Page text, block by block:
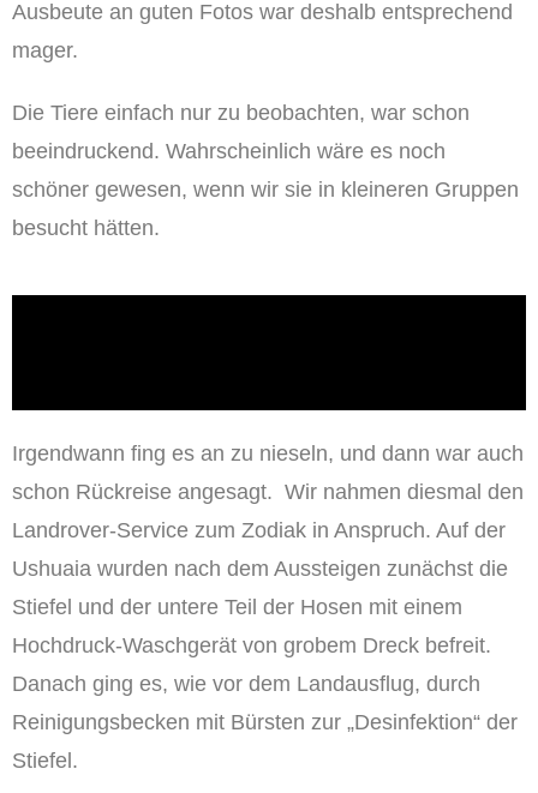
Ausbeute an guten Fotos war deshalb entsprechend
mager.
Die Tiere einfach nur zu beobachten, war schon
beeindruckend. Wahrscheinlich wäre es noch
schöner gewesen, wenn wir sie in kleineren Gruppen
besucht hätten.
Irgendwann fing es an zu nieseln, und dann war auch
schon Rückreise angesagt. Wir nahmen diesmal den
Landrover-Service zum Zodiak in Anspruch. Auf der
Ushuaia wurden nach dem Aussteigen zunächst die
Stiefel und der untere Teil der Hosen mit einem
Hochdruck-Waschgerät von grobem Dreck befreit.
Danach ging es, wie vor dem Landausflug, durch
Reinigungsbecken mit Bürsten zur „Desinfektion“ der
Stiefel.